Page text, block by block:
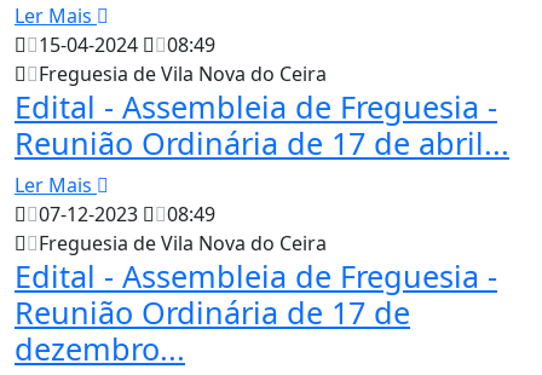
Ler Mais
15-04-2024
08:49
Freguesia de Vila Nova do Ceira
Edital - Assembleia de Freguesia -
Reunião Ordinária de 17 de abril...
Ler Mais
07-12-2023
08:49
Freguesia de Vila Nova do Ceira
Edital - Assembleia de Freguesia -
Reunião Ordinária de 17 de
dezembro...